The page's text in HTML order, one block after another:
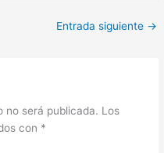
Entrada siguiente →
no será publicada. Los
con *